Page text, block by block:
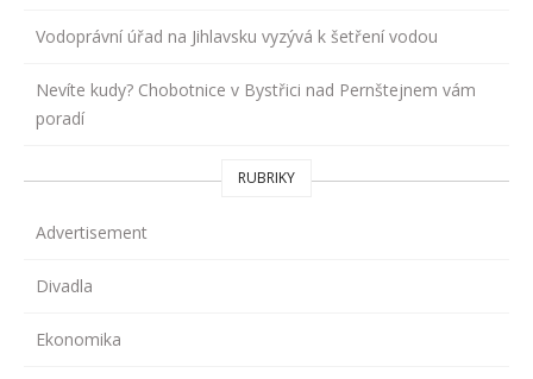
Vodoprávní úřad na Jihlavsku vyzývá k šetření vodou
Nevíte kudy? Chobotnice v Bystřici nad Pernštejnem vám
poradí
RUBRIKY
Advertisement
Divadla
Ekonomika